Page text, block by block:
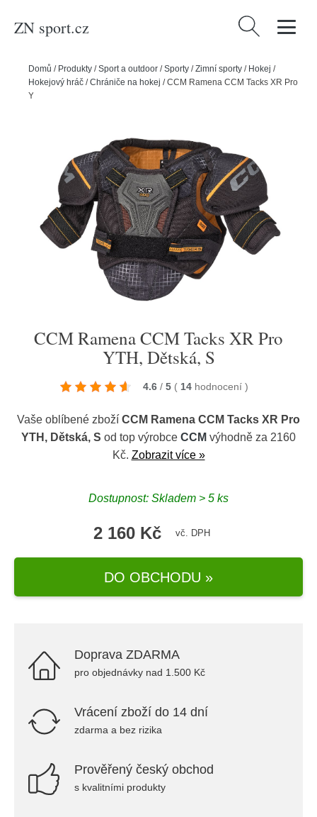
ZN sport.cz Vyhledávání
Domů / Produkty /Sport a outdoor /Sporty /Zimní sporty / Hokej /
Hokejový hráč /Chrániče na hokej /CCM Ramena CCM Tacks XR Pro
YTH, Dětská, S
CCM Ramena CCM Tacks XR Pro
YTH, Dětská, S
4.6 / 5 ( 14 hodnocení )
Vaše oblíbené zboží CCM Ramena CCM Tacks XR Pro
YTH, Dětská, S od top výrobce CCM výhodně za 2160
Kč. Zobrazit více »
Dostupnost: Skladem > 5 ks
2 160 Kč vč. DPH
DO OBCHODU »
Doprava ZDARMA
pro objednávky nad 1.500 Kč
Vrácení zboží do 14 dní
zdarma a bez rizika
Prověřený český obchod
s kvalitními produkty